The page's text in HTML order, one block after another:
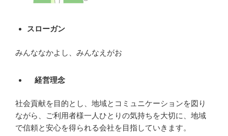
スローガン
みんななかよし、みんなえがお
経営理念
社会貢献を目的とし、地域とコミュニケーションを図り
ながら、ご利用者様一人ひとりの気持ちを大切に、地域
で信頼と安心を得られる会社を目指していきます。